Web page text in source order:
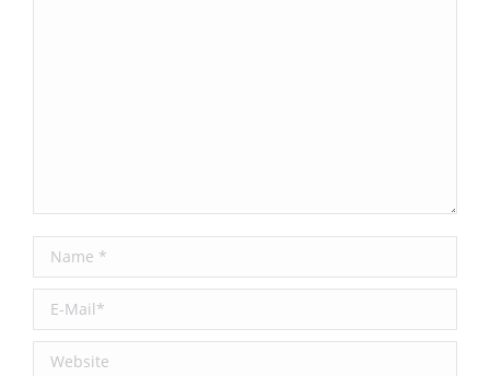
Name *
E-Mail *
Website